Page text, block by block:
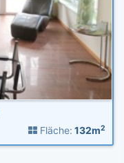
Fläche: 132m2